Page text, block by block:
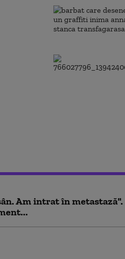
Am intrat în metastază".